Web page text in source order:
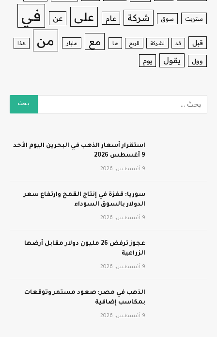
ستريت سوق شركة عام على عن في
قبل قد لشركة للربع ما مع مليار من هذا
وول يقول يوم
استقرار أسعار الذهب في البحرين اليوم الأحد
9 أغسطس 2026
9 أغسطس، 2026
سوريا: قفزة في إنتاج القمح وارتفاع سعر
الدولار بالسوق السوداء
9 أغسطس، 2026
عجوز ترفض 26 مليون دولار مقابل أرضها
الزراعية
9 أغسطس، 2026
الذهب في مصر: صعود مستمر وتوقعات
بمكاسب إضافية
9 أغسطس، 2026